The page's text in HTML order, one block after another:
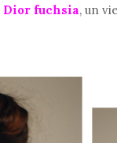
Dior fuchsia, un